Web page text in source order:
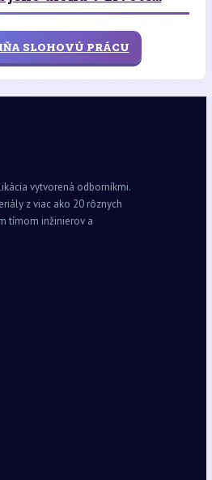
SLOHOVÚ PRÁCU
vytvorená odborníkmi.
z viac ako 20 rôznych
tímom inžinierov a